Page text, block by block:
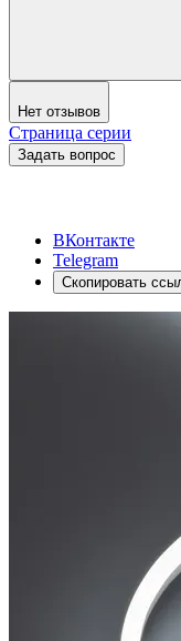
Нет отзывов
Страница серии
Задать вопрос
ВКонтакте
Telegram
Скопировать